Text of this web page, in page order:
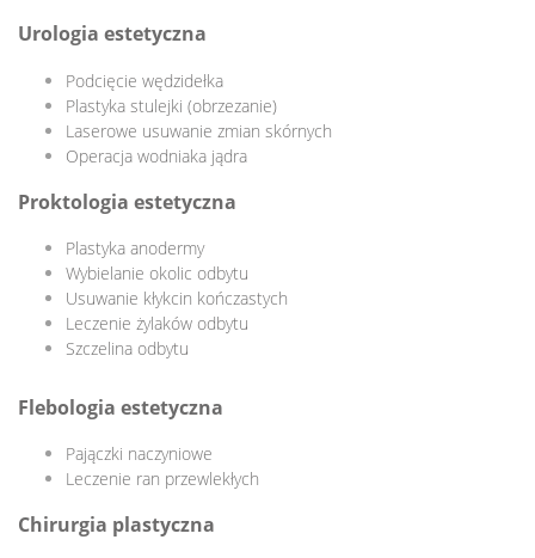
Urologia estetyczna
Podcięcie wędzidełka
Plastyka stulejki (obrzezanie)
Laserowe usuwanie zmian skórnych
Operacja wodniaka jądra
Proktologia estetyczna
Plastyka anodermy
Wybielanie okolic odbytu
Usuwanie kłykcin kończastych
Leczenie żylaków odbytu
Szczelina odbytu
Flebologia estetyczna
Pajączki naczyniowe
Leczenie ran przewlekłych
Chirurgia plastyczna